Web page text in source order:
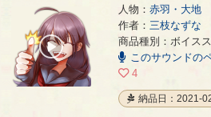
《羽切》おけまる！ - 三枝なずな
人物： 赤羽・大地
作者： 三枝なずな
商品種別：ボイス
このサウンドの
4
納品日：2021-